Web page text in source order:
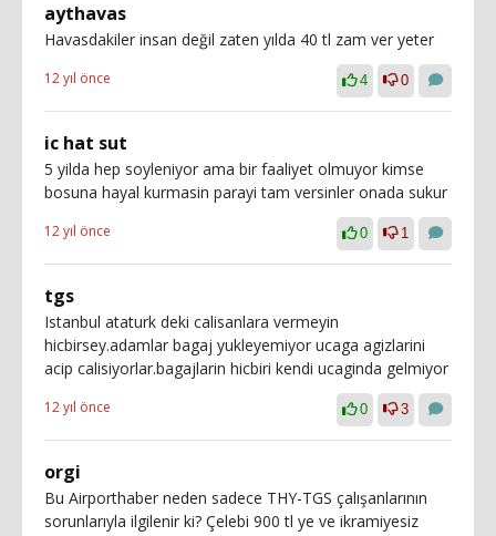
aythavas
Havasdakiler insan değil zaten yılda 40 tl zam ver yeter
12 yıl önce 4 0
ic hat sut
5 yilda hep soyleniyor ama bir faaliyet olmuyor kimse
bosuna hayal kurmasin parayi tam versinler onada sukur
12 yıl önce 0 1
tgs
Istanbul ataturk deki calisanlara vermeyin
hicbirsey.adamlar bagaj yukleyemiyor ucaga agizlarini
acip calisiyorlar.bagajlarin hicbiri kendi ucaginda gelmiyor
12 yıl önce 0 3
orgi
Bu Airporthaber neden sadece THY-TGS çalışanlarının
sorunlarıyla ilgilenir ki? Çelebi 900 tl ye ve ikramiyesiz